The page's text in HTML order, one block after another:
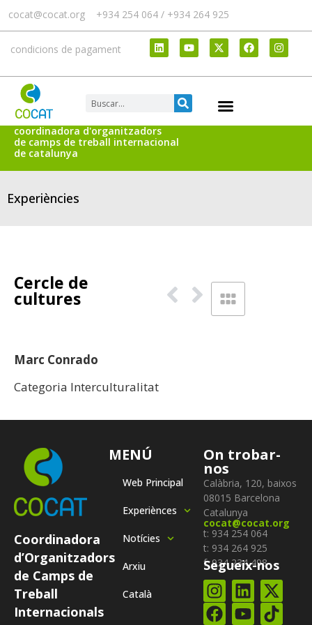
cocat@cocat.org +934 254 064 / +934 264 925
condicions de pagament
coordinadora d'organitzadors
de camps de treball internacional
de catalunya
Experiències
Cercle de
cultures
Marc Conrado
Categoria Interculturalitat
Coordinadora
d’Organitzadors
de Camps de
Treball
Internacionals
MENÚ
Web Principal
Experiènces
Notícies
Arxiu
Català
On trobar-
nos
Calàbria, 120, baixos
08015 Barcelona
Catalunya
cocat@cocat.org
t: 934 254 064
t: 934 264 925
f: 934 234 498
Segueix-nos